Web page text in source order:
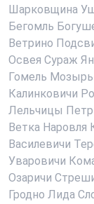
Шарковщина
Бегомль
Ветрино
Освея Сураж
Гомель Мозырь
Калинковичи
Лельчицы
Ветка Наровля
Василевичи
Уваровичи
Озаричи
Гродно Лида